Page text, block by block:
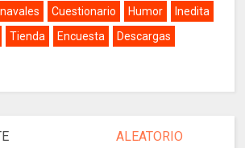
Cuestionario Humor
Inedita
Tienda Encuesta
Descargas
ALEATORIO